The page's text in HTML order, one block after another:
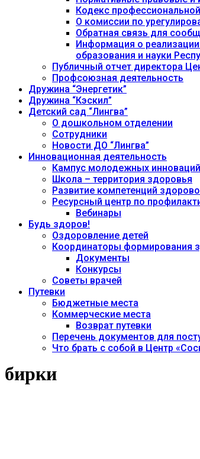
Кодекс
О комиссии по
Обратная связь для
Информация о реализации
образования и науки
Публичный отчет директора
Профсоюзная деятельность
Дружина “Энергетик”
Дружина “Кэскил”
Детский сад “Лингва”
О дошкольном отделении
Сотрудники
Новости ДО “Лингва”
Инновационная деятельность
Кампус молодежных инноваций
Школа – территория здоровья
Развитие компетенций
Ресурсный центр по
Вебинары
Будь здоров!
Оздоровление детей
Координаторы формирования
Документы
Конкурсы
Советы врачей
Путевки
Бюджетные места
Коммерческие места
Возврат путевки
Перечень документов для
Что брать с собой в Центр
бирки